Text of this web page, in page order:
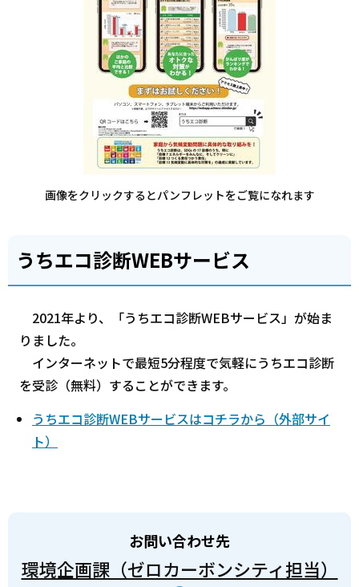
画像をクリックするとパンフレットをご覧になれます
うちエコ診断WEBサービス
2021年より、「うちエコ診断WEBサービス」が始ま
りました。
インターネットで最短5分程度で気軽にうちエコ診断
を受診（無料）することができます。
うちエコ診断WEBサービスはコチラから（外部サイ
ト）
お問い合わせ先
環境企画課（ゼロカーボンシティ担当）